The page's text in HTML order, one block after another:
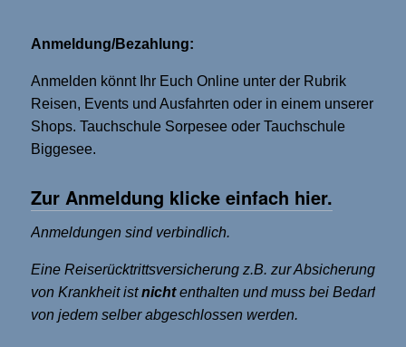
Anmeldung/Bezahlung:
Anmelden könnt Ihr Euch Online unter der Rubrik
Reisen, Events und Ausfahrten oder in einem unserer
Shops. Tauchschule Sorpesee oder Tauchschule
Biggesee.
Zur Anmeldung klicke einfach hier.
Anmeldungen sind verbindlich.
Eine Reiserücktrittsversicherung z.B. zur Absicherung
von Krankheit istnichtenthalten und muss bei Bedarf
von jedem selber abgeschlossen werden.